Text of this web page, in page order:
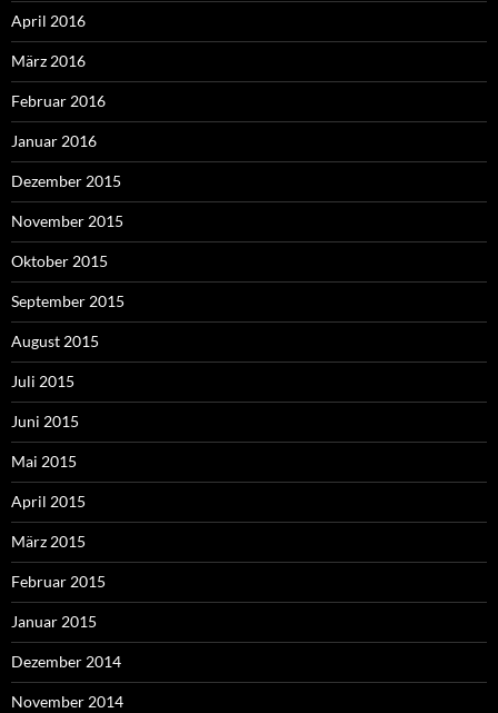
April 2016
März 2016
Februar 2016
Januar 2016
Dezember 2015
November 2015
Oktober 2015
September 2015
August 2015
Juli 2015
Juni 2015
Mai 2015
April 2015
März 2015
Februar 2015
Januar 2015
Dezember 2014
November 2014